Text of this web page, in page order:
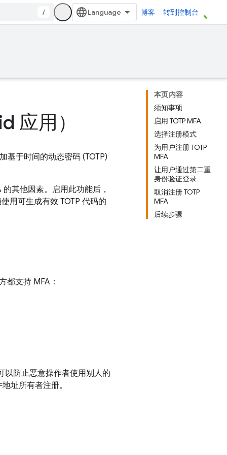
/ 博客 转到控制台
本页内容
须知事项
启用 TOTP MFA
选择注册模式
为用户注册 TOTP
MFA
让用户通过第二重
身份验证登录
取消注册 TOTP
MFA
后续步骤
应用）
基于时间的动态密码 (TOTP)
其他因素。启用此功能后，
用可生成有效 TOTP 代码的
都支持 MFA：
以防止恶意操作者使用别人的
址所有者注册。